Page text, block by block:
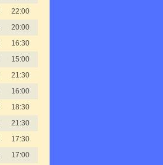
22:00
20:00
16:30
15:00
21:30
16:00
18:30
21:30
17:30
17:00